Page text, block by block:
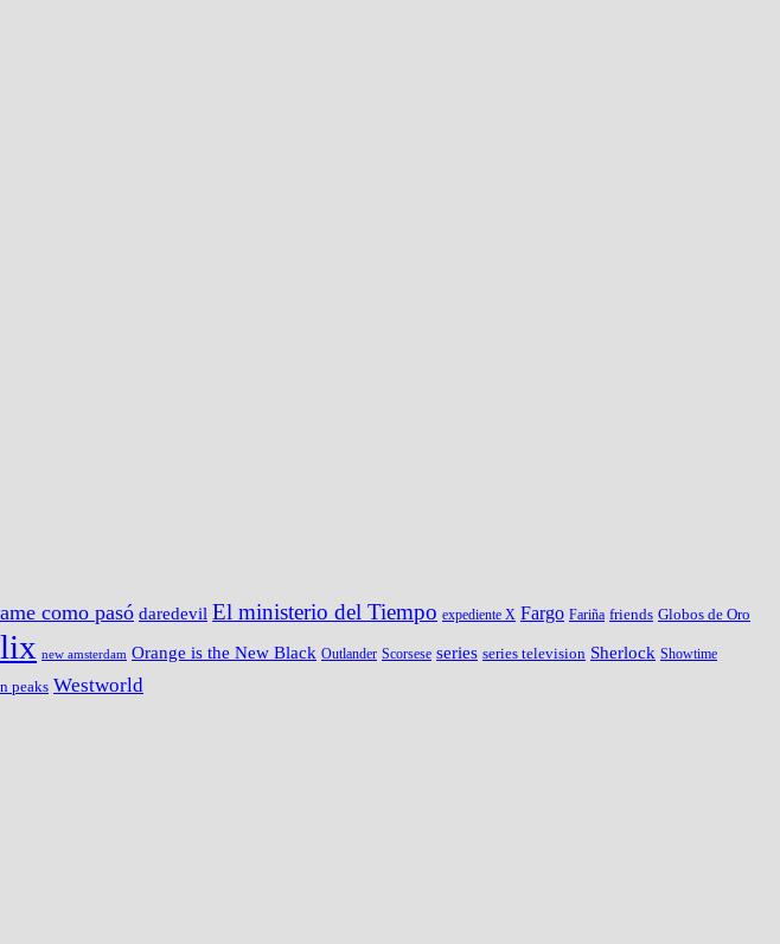
como pasó daredevil El ministerio del Tiempo expediente X Fargo Fariña friends Globos de Oro
new amsterdam Orange is the New Black Outlander Scorsese series series television Sherlock Showtime
peaks Westworld